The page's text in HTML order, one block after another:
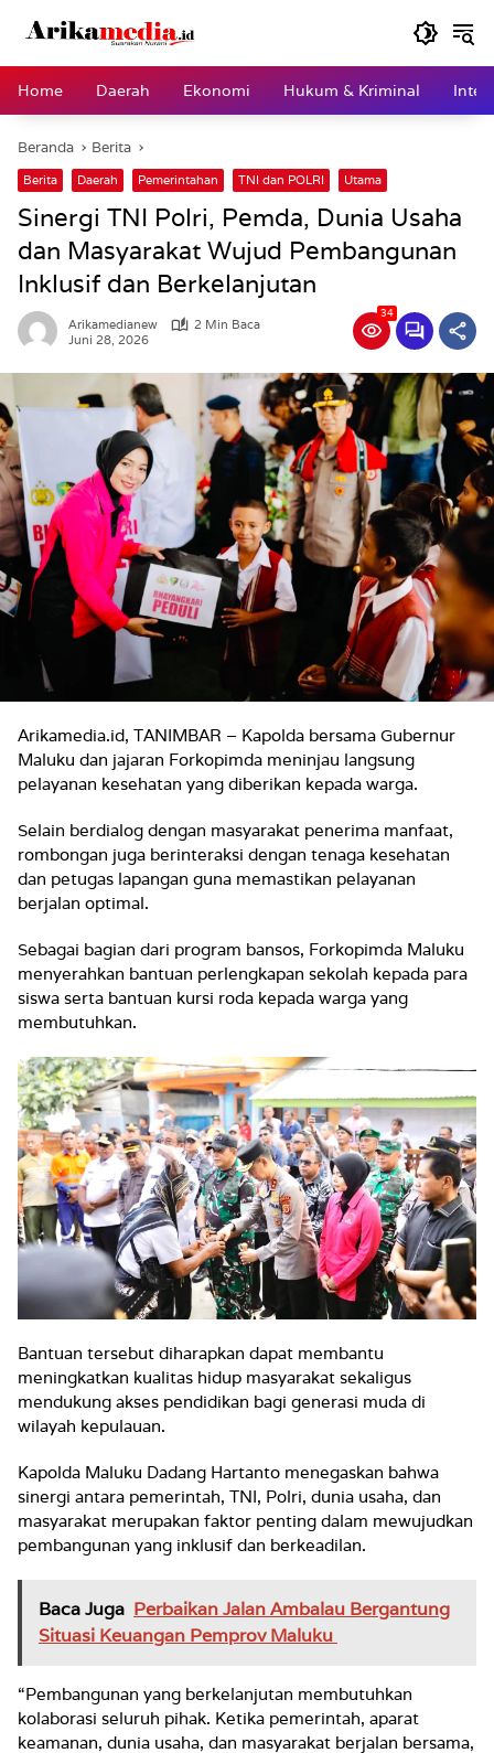
Home
Daerah Ekonomi Hukum & Kriminal
Beranda Berita
Berita Daerah Pemerintahan TNI dan POLRI Utama
Sinergi TNI Polri, Pemda, Dunia Usaha
dan Masyarakat Wujud Pembangunan
Inklusif dan Berkelanjutan
Arikamedianew
2 Min Baca
Juni 28, 2026
34
Arikamedia.id, TANIMBAR – Kapolda bersama Gubernur
Maluku dan jajaran Forkopimda meninjau langsung
pelayanan kesehatan yang diberikan kepada warga.
Selain berdialog dengan masyarakat penerima manfaat,
rombongan juga berinteraksi dengan tenaga kesehatan
dan petugas lapangan guna memastikan pelayanan
berjalan optimal.
Sebagai bagian dari program bansos, Forkopimda Maluku
menyerahkan bantuan perlengkapan sekolah kepada para
siswa serta bantuan kursi roda kepada warga yang
membutuhkan.
Bantuan tersebut diharapkan dapat membantu
meningkatkan kualitas hidup masyarakat sekaligus
mendukung akses pendidikan bagi generasi muda di
wilayah kepulauan.
Kapolda Maluku Dadang Hartanto menegaskan bahwa
sinergi antara pemerintah, TNI, Polri, dunia usaha, dan
masyarakat merupakan faktor penting dalam mewujudkan
pembangunan yang inklusif dan berkeadilan.
Baca Juga Perbaikan Jalan Ambalau Bergantung
Situasi Keuangan Pemprov Maluku
“Pembangunan yang berkelanjutan membutuhkan
kolaborasi seluruh pihak. Ketika pemerintah, aparat
keamanan, dunia usaha, dan masyarakat berjalan bersama,